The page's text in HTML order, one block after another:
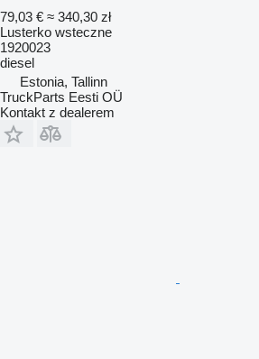
79,03 € ≈ 340,30 zł
Lusterko wsteczne
1920023
diesel
Estonia, Tallinn
TruckParts Eesti OÜ
Kontakt z dealerem